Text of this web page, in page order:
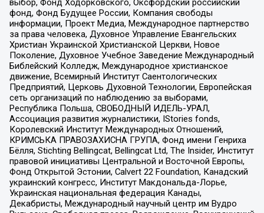
выбор, Фонд Ходорковского, Оксфордский российский
фонд, Фонд Будущее России, Компания свободы
информации, Проект Медиа, Международное партнерство
за права человека, Духовное Управление Евангельских
Христиан Украинской Христианской Церкви, Новое
Поколение, Духовное Учебное Заведение Международный
Библейский Колледж, Международное христианское
движение, Всемирный Институт Саентологических
Предприятий, Церковь Духовной Технологии, Европейская
сеть организаций по наблюдению за выборами,
Республика Польша, СВОБОДНЫЙ ИДЕЛЬ-УРАЛ,
Ассоциация развития журналистики, IStories fonds,
Королевский Институт Международных Отношений,
КРИМСЬКА ПРАВОЗАХИСНА ГРУПА, Фонд имени Генриха
Бёлля, Stichting Bellingcat, Bellingcat Ltd, The Insider, Институт
правовой инициативы Центральной и Восточной Европы,
Фонд Открытой Эстонии, Calvert 22 Foundation, Канадский
украинский конгресс, Институт Макдональда-Лорье,
Украинская национальная федерация Канады,
Декабристы, Международный научный центр им Вудро